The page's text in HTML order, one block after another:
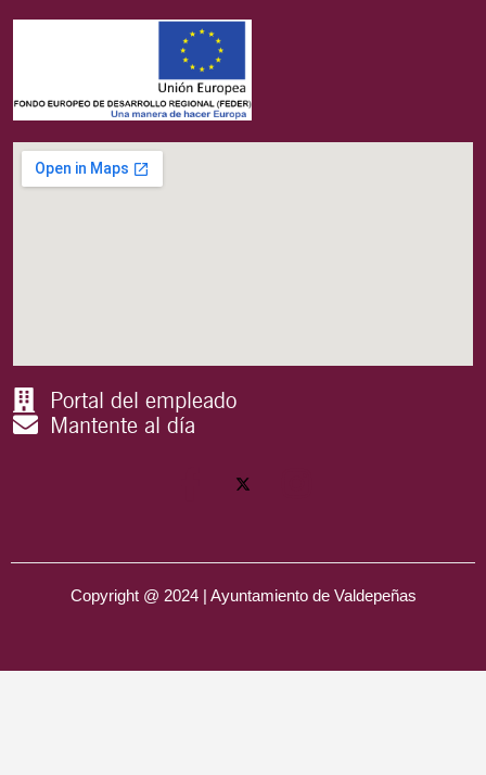
Portal del empleado
Mantente al día
Copyright @ 2024 | Ayuntamiento de Valdepeñas